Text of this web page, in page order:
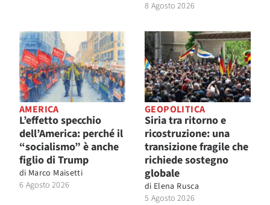
8 Agosto 2026
AMERICA
L’effetto specchio
dell’America: perché il
“socialismo” è anche
figlio di Trump
di Marco Maisetti
6 Agosto 2026
GEOPOLITICA
Siria tra ritorno e
ricostruzione: una
transizione fragile che
richiede sostegno
globale
di Elena Rusca
5 Agosto 2026